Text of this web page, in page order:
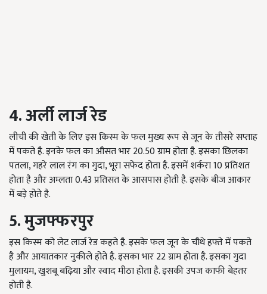
4. अर्ली लार्ज रेड
लीची की खेती के लिए इस किस्म के फल मुख्य रूप से जून के तीसरे सप्ताह
में पकते है. इनके फल का औसत भार 20.50 ग्राम होता है. इसका छिलका
पतला, गहरे लाल रंग का गुदा, भूरा सफेद होता है. इसमें शर्करा 10 प्रतिशत
होता है और अम्लता 0.43 प्रतिसत के आसपास होती है. इसके बीज आकार
में बड़े होते है.
5. मुजफ्फरपुर
इस किस्म को लेट लार्ज रेड कहते है. इसके फल जून के चौथे हफ्ते में पकते
है और आयातकार नुकीले होते है. इसका भार 22 ग्राम होता है. इसका गुदा
मुलायम, खुशबू बढ़िया और स्वाद मीठा होता है. इसकी उपज काफी बेहतर
होती है.